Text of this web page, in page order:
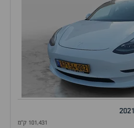
2021
101,431 ק"מ